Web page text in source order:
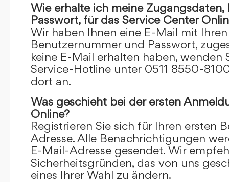
Wie erhalte ich meine
Passwort, für das Service Center
Wir haben Ihnen eine E-Mail mit
Benutzernummer und Passwort,
keine E-Mail erhalten haben, wenden
Service-Hotline unter 0511 8550-
dort an.
Was geschieht bei der ersten
Online?
Registrieren Sie sich für Ihren ersten
Adresse. Alle Benachrichtigungen
E-Mail-Adresse gesendet. Wir
Sicherheitsgründen, das von uns
eines Ihrer Wahl zu ändern.